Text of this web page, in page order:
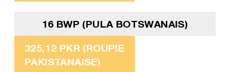
16 BWP (PULA BOTSWANAIS)
325,12 PKR (ROUPIE
PAKISTANAISE)